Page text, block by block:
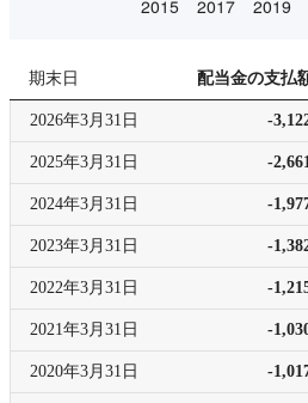
期末日 配当金の支払
2026年3月31日 -
2025年3月31日 -
2024年3月31日 -
2023年3月31日 -
2022年3月31日 -
2021年3月31日 -
2020年3月31日 -